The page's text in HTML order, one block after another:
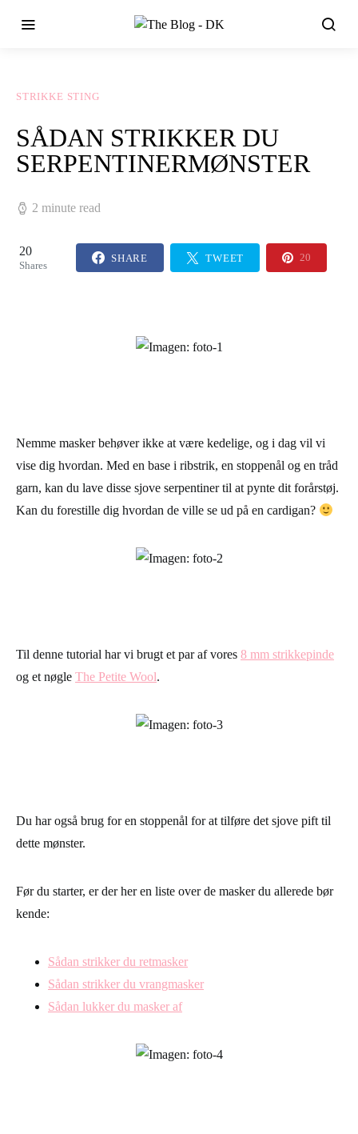
STRIKKE STING
SÅDAN STRIKKER DU
SERPENTINERMØNSTER
2 minute read
20
Shares
SHARE TWEET 20
Nemme masker behøver ikke at være kedelige, og i dag vil vi
vise dig hvordan. Med en base i ribstrik, en stoppenål og en tråd
garn, kan du lave disse sjove serpentiner til at pynte dit forårstøj.
Kan du forestille dig hvordan de ville se ud på en cardigan?
Til denne tutorial har vi brugt et par af vores 8 mm strikkepinde
og et nøgle The Petite Wool.
Du har også brug for en stoppenål for at tilføre det sjove pift til
dette mønster.
Før du starter, er der her en liste over de masker du allerede bør
kende:
Sådan strikker du retmasker
Sådan strikker du vrangmasker
Sådan lukker du masker af